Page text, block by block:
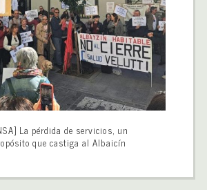
La pérdida de servicios, un
que castiga al Albaicín